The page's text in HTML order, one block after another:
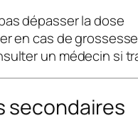
dépasser la dose
en cas de grossesse
un médecin si
secondaires